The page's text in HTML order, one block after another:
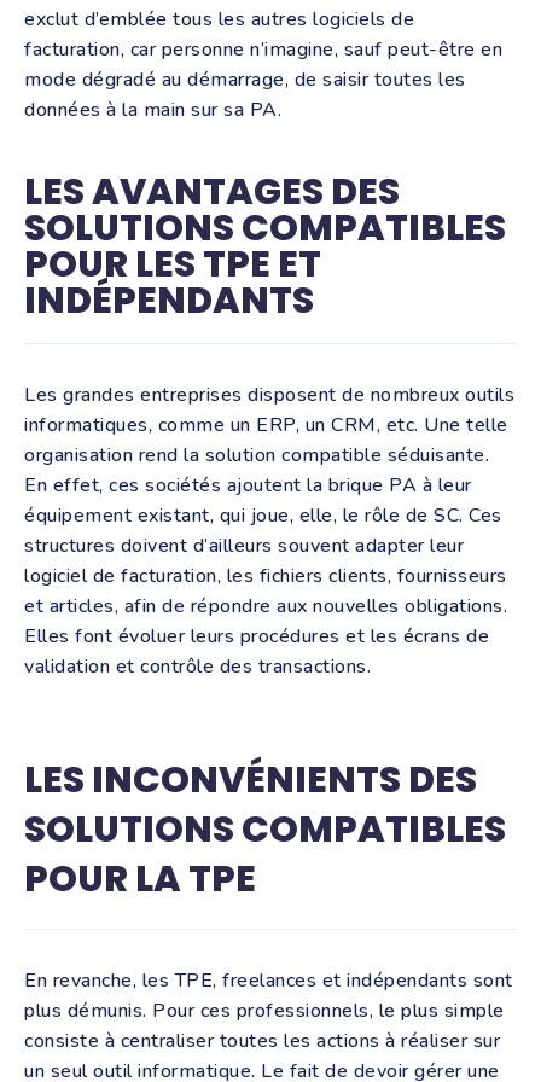
exclut d’emblée tous les autres logiciels de
facturation, car personne n’imagine, sauf peut-être en
mode dégradé au démarrage, de saisir toutes les
données à la main sur sa PA.
LES AVANTAGES DES
SOLUTIONS COMPATIBLES
POUR LES TPE ET
INDÉPENDANTS
Les grandes entreprises disposent de nombreux outils
informatiques, comme un ERP, un CRM, etc. Une telle
organisation rend la solution compatible séduisante.
En effet, ces sociétés ajoutent la brique PA à leur
équipement existant, qui joue, elle, le rôle de SC. Ces
structures doivent d’ailleurs souvent adapter leur
logiciel de facturation, les fichiers clients, fournisseurs
et articles, afin de répondre aux nouvelles obligations.
Elles font évoluer leurs procédures et les écrans de
validation et contrôle des transactions.
LES INCONVÉNIENTS DES
SOLUTIONS COMPATIBLES
POUR LA TPE
En revanche, les TPE, freelances et indépendants sont
plus démunis. Pour ces professionnels, le plus simple
consiste à centraliser toutes les actions à réaliser sur
un seul outil informatique. Le fait de devoir gérer une